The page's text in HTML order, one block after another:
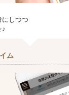
にしつつ
♪
ム